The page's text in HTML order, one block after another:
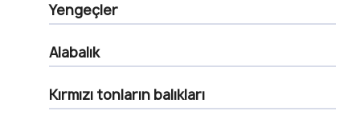
Yengeçler
Alabalık
Kırmızı tonların balıkları